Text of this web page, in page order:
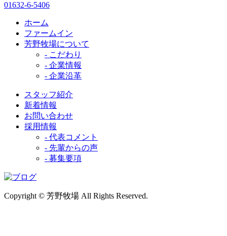
01632-6-5406
ホーム
ファームイン
芳野牧場について
- こだわり
- 企業情報
- 企業沿革
スタッフ紹介
新着情報
お問い合わせ
採用情報
- 代表コメント
- 先輩からの声
- 募集要項
Copyright © 芳野牧場 All Rights Reserved.